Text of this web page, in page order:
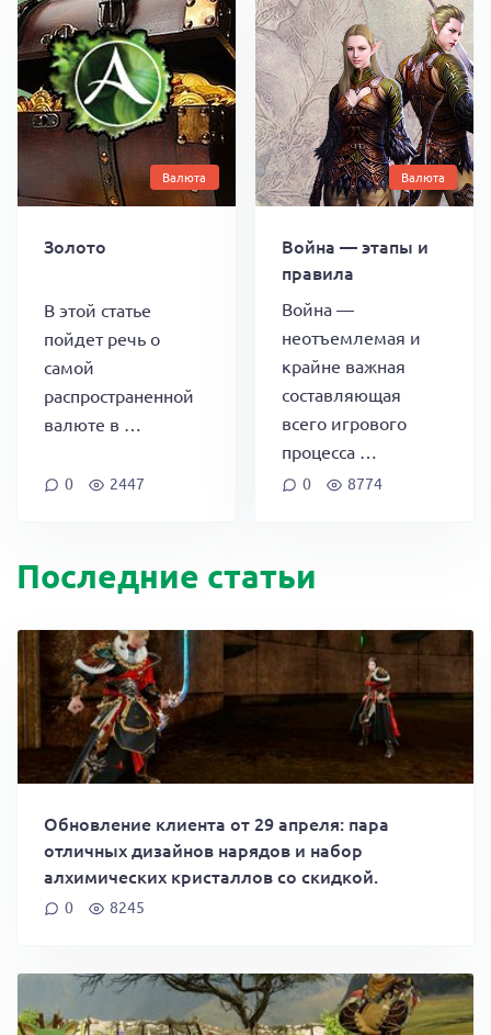
Валюта
Золото
В этой статье
пойдет речь о
самой
распространенной
валюте в …
0 2447
Валюта
Война — этапы и
правила
Война —
неотъемлемая и
крайне важная
составляющая
всего игрового
процесса …
0 8774
Последние статьи
Обновление клиента от 29 апреля: пара
отличных дизайнов нарядов и набор
алхимических кристаллов со скидкой.
0 8245